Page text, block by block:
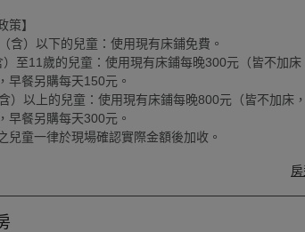
策】
含）以下的兒童：使用現有床鋪免費。
）至11歲的兒童：使用現有床鋪每晚300元（皆不加床
早餐另購每天150元。
）以上的兒童：使用現有床鋪每晚800元（皆不加床
早餐另購每天300元。
兒童一律於現場確認實際金額後加收。